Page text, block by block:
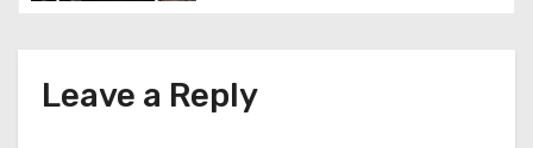
n
Leave a Reply